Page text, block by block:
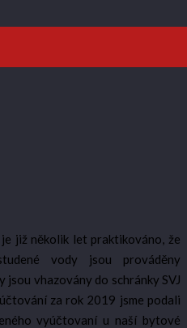
SVJ
již několik let praktikováno, že
vody jsou prováděny
vhazovány do schránky SVJ
za rok 2019 jsme podali
vyúčtovaní u naší bytové